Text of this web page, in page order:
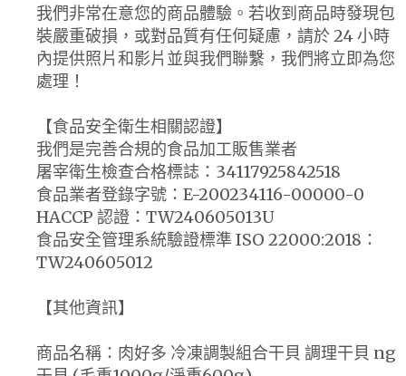
我們非常在意您的商品體驗。若收到商品時發現包
裝嚴重破損，或對品質有任何疑慮，請於 24 小時
內提供照片和影片並與我們聯繫，我們將立即為您
處理！
【食品安全衛生相關認證】
我們是完善合規的食品加工販售業者
屠宰衛生檢查合格標誌：34117925842518
食品業者登錄字號：E-200234116-00000-0
HACCP 認證：TW240605013U
食品安全管理系統驗證標準 ISO 22000:2018：
TW240605012
【其他資訊】
商品名稱：肉好多 冷凍調製組合干貝 調理干貝 ng